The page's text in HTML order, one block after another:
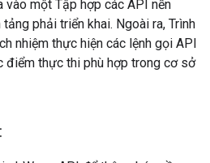
vào một Tập hợp các API nền
phải triển khai. Ngoài ra, Trình
nhiệm thực hiện các lệnh gọi API
điểm thực thi phù hợp trong cơ sở